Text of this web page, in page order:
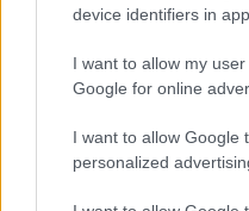
device identifiers in
I want to allow my
Google for online
I want to allow Google
personalized